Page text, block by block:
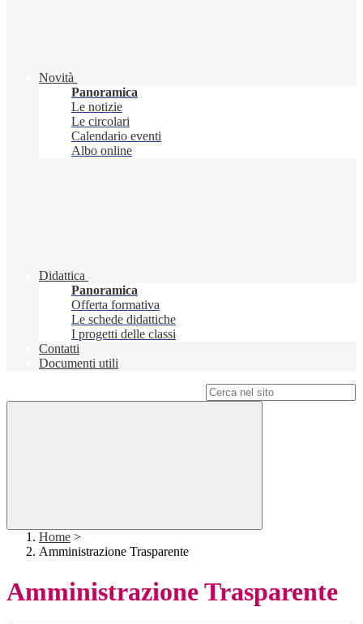
Novità
Panoramica
Le notizie
Le circolari
Calendario eventi
Albo online
Didattica
Panoramica
Offerta formativa
Le schede didattiche
I progetti delle classi
Contatti
Documenti utili
Home >
Amministrazione Trasparente
Amministrazione Trasparente